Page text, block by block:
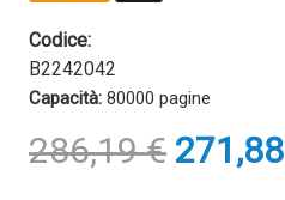
Codice:
B2242042
Capacità: 80000 pagine
286,19€ Il
prezzo
271,88